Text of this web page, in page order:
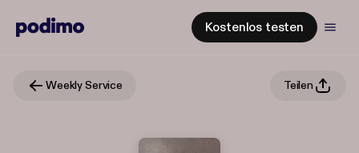
Kostenlos testen
Weekly Service Teilen